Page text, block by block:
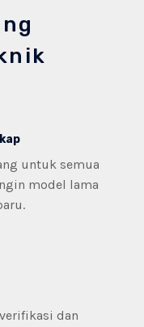
untuk semua
model lama
dan